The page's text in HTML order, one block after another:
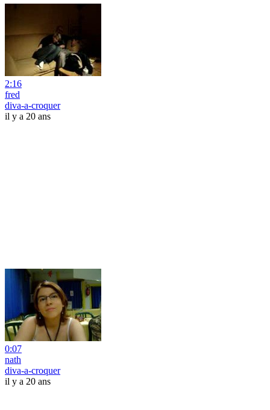
2:16
fred
diva-a-croquer
il y a 20 ans
0:07
nath
diva-a-croquer
il y a 20 ans